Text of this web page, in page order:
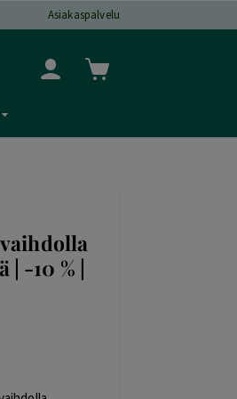
Asiakaspalvelu
| -10 % |